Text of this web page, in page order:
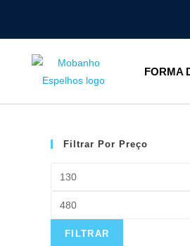
FORMA
Filtrar Por Preço
FILTRAR